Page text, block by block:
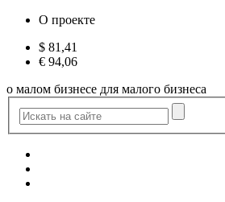
О проекте
$ 81,41
€ 94,06
о малом бизнесе для малого бизнеса